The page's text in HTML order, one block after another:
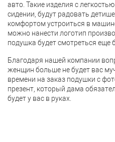
авто. Такие изделия с
сидении, будут радовать
комфортом устроиться в
можно нанести логотип
подушка будет смотреться еще
Благодаря нашей компании
женщин больше не будет вас
времени на заказ подушки с
презент, который дама
будет у вас в руках.